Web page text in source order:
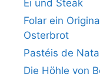
Ei und Steak
Folar ein
Osterbrot
Pastéis de
Die Höhle von